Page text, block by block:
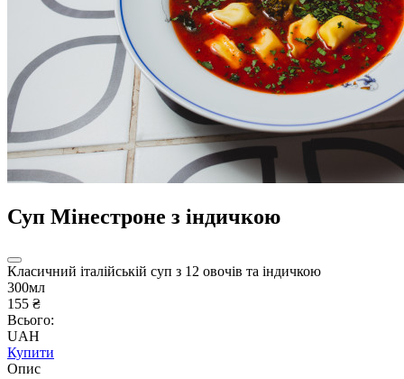
Суп Мінестроне з індичкою
Класичний італійській суп з 12 овочів та індичкою
300мл
155 ₴
Всього:
UAH
Купити
Опис